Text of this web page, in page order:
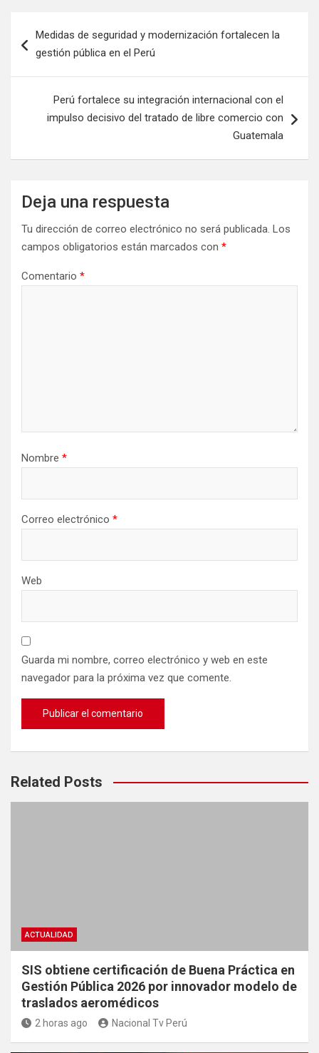
Medidas de seguridad y modernización fortalecen la
gestión pública en el Perú
Perú fortalece su integración internacional con el
impulso decisivo del tratado de libre comercio con
Guatemala
Deja una respuesta
Tu dirección de correo electrónico no será publicada. Los
campos obligatorios están marcados con *
Comentario *
Nombre *
Correo electrónico *
Web
Guarda mi nombre, correo electrónico y web en este
navegador para la próxima vez que comente.
Related Posts
ACTUALIDAD
SIS obtiene certificación de Buena Práctica en
Gestión Pública 2026 por innovador modelo de
traslados aeromédicos
2 horas ago Nacional Tv Perú